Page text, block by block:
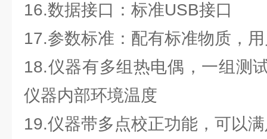
16.数据接口：标准USB接口
17.参数标准：配有标准物质，
18.仪器有多组热电偶，一组测
仪器内部环境温度
19.仪器带多点校正功能，可以